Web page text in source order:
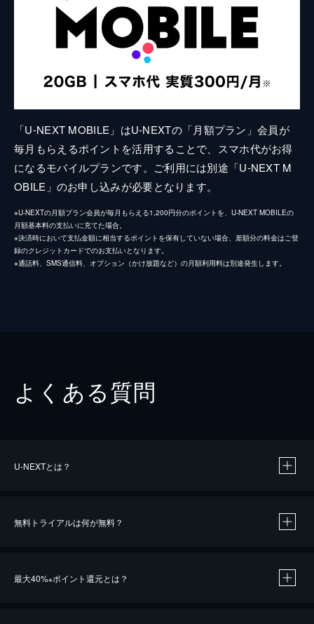
「U-NEXT MOBILE」はU-NEXTの「月額プラン」会員が
毎月もらえるポイントを活用することで、スマホ代がお得
になるモバイルプランです。ご利用には別途「U-NEXT M
OBILE」のお申し込みが必要となります。
※U-NEXTの月額プラン会員が毎月もらえる1,200円分のポイントを、U-NEXT MOBILEの
月額基本料の支払いに充てた場合。
※決済時において支払金額に相当するポイントを保有していない場合、差額分の料金はご登
録のクレジットカードでのお支払いとなります。
※通話料、SMS通信料、オプション（かけ放題など）の月額利用料は別途発生します。
よくある質問
U-NEXTとは？
無料トライアルは何が無料？
最大40%※ポイント還元とは？